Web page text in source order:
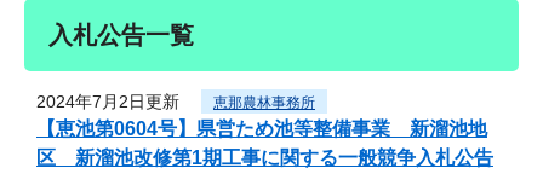
入札公告一覧
2024年7月2日更新 恵那農林事務所
【恵池第0604号】県営ため池等整備事業 新溜池地
区 新溜池改修第1期工事に関する一般競争入札公告